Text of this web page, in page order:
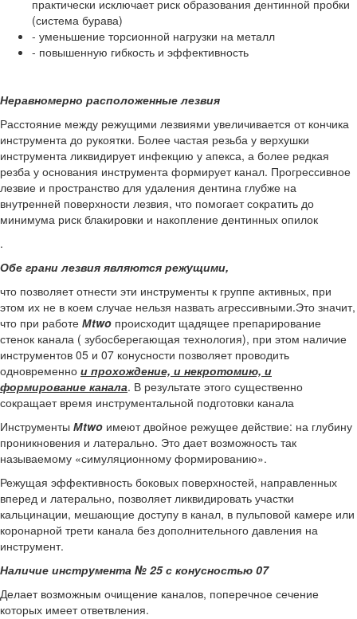
практически исключает риск образования дентинной пробки
(система бурава)
- уменьшение торсионной нагрузки на металл
- повышенную гибкость и эффективность
Неравномерно расположенные лезвия
Расстояние между режущими лезвиями увеличивается от кончика
инструмента до рукоятки. Более частая резьба у верхушки
инструмента ликвидирует инфекцию у апекса, а более редкая
резба у основания инструмента формирует канал. Прогрессивное
лезвие и пространство для удаления дентина глубже на
внутренней поверхности лезвия, что помогает сократить до
минимума риск блакировки и накопление дентинных опилок
.
Обе грани лезвия являются режущими,
что позволяет отнести эти инструменты к группе активных, при
этом их не в коем случае нельзя назвать агрессивными.Это значит,
что при работе Мtwo происходит щадящее препарирование
стенок канала ( зубосберегающая технология), при этом наличие
инструментов 05 и 07 конусности позволяет проводить
одновременно и прохождение, и некротомию, и
формирование канала. В результате этого существенно
сокращает время инструментальной подготовки канала
Инструменты Мtwo имеют двойное режущее действие: на глубину
проникновения и латерально. Это дает возможность так
называемому «симуляционному формированию».
Режущая эффективность боковых поверхностей, направленных
вперед и латерально, позволяет ликвидировать участки
кальцинации, мешающие доступу в канал, в пульповой камере или
коронарной трети канала без дополнительного давления на
инструмент.
Наличие инструмента № 25 с конусностью 07
Делает возможным очищение каналов, поперечное сечение
которых имеет ответвления.